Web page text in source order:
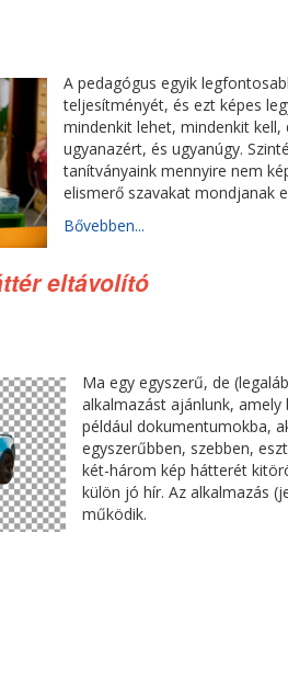
A pedagógus egyik
teljesítményét, és ezt képes
mindenkit lehet, mindenkit
ugyanazért, és ugyanúgy.
tanítványaink mennyire nem
elismerő szavakat mondjanak
Bővebben...
eltávolító
Ma egy egyszerű, de
alkalmazást ajánlunk,
például dokumentumokba,
egyszerűbben, szebben,
két-három kép hátterét
külön jó hír. Az alkalmazás
működik.